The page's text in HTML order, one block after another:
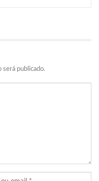
será publicado.